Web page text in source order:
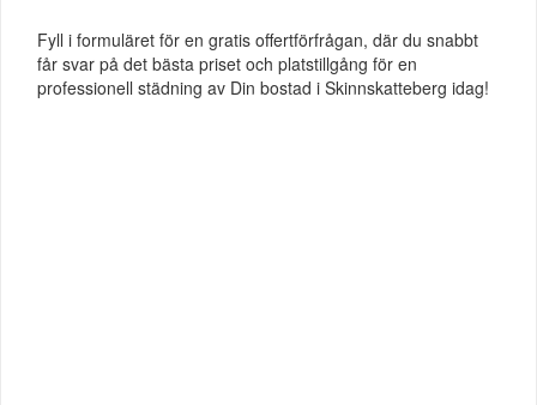
Fyll i formuläret för en gratis offertförfrågan, där du snabbt
får svar på det bästa priset och platstillgång för en
professionell städning av Din bostad i Skinnskatteberg idag!